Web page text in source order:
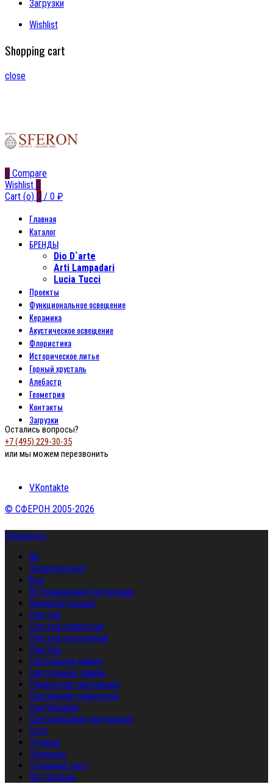
Загрузки
Wishlist
Shopping cart
close
0 Compare
Wishlist 0
Cart (o) 0 / 0 ₽
Главная
Каталог
БРЕНДЫ
Dio D`arte
Arti Lampadari
Lucia Tucci
Проекты
Функциональное освещение
Керамика
Акустическое освещение
Флористика
Историческое литье
Горный хрусталь
Алебастр
Геометрия
Контакты
Загрузки
Остались вопросы?
+7 (495) 229-30-35
или мы можем перезвонить
VKontakte
© СФЕРОН 2005-2026
Categories
All
Uncategorized
Бра
Встраиваемый светильник
Комплектующие
Люстра
Люстра подвесная
Люстра потолочная
Люстры
Настольная лампа
Настольные лампы
Подвесной светильник
Светильник подвесной
Светильники
Светодиодный светильник
Спот
Торшер
Торшеры
Точечный свет
Хит продаж